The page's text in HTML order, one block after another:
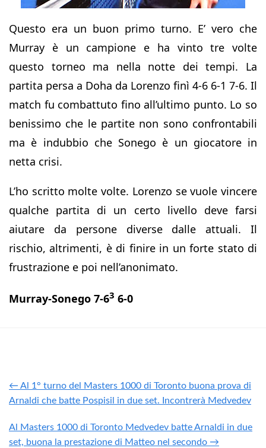
Questo era un buon primo turno. E’ vero che
Murray è un campione e ha vinto tre volte
questo torneo ma nella notte dei tempi. La
partita persa a Doha da Lorenzo finì 4-6 6-1 7-6. Il
match fu combattuto fino all’ultimo punto. Lo so
benissimo che le partite non sono confrontabili
ma è indubbio che Sonego è un giocatore in
netta crisi.
L’ho scritto molte volte. Lorenzo se vuole vincere
qualche partita di un certo livello deve farsi
aiutare da persone diverse dalle attuali. Il
rischio, altrimenti, è di finire in un forte stato di
frustrazione e poi nell’anonimato.
Murray-Sonego 7-63 6-0
← Al 1° turno del Masters 1000 di Toronto buona prova di
Arnaldi che batte Pospisil in due set. Incontrerà Medvedev
Al Masters 1000 di Toronto Medvedev batte Arnaldi in due
set, buona la prestazione di Matteo nel secondo →